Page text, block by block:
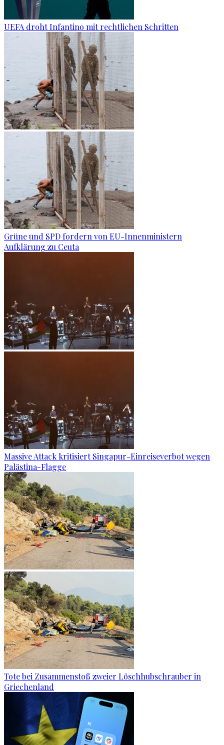
UEFA droht Infantino mit rechtlichen Schritten
Grüne und SPD fordern von EU-Innenministern
Aufklärung zu Ceuta
Massive Attack kritisiert Singapur-Einreiseverbot wegen
Palästina-Flagge
Tote bei Zusammenstoß zweier Löschhubschrauber in
Griechenland